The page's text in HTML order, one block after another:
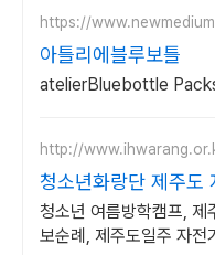
https://
아틀리에블루보틀
atelierBluebottle
http://
청소년 여름방학캠프, 제
보순례, 제주도일주 자전